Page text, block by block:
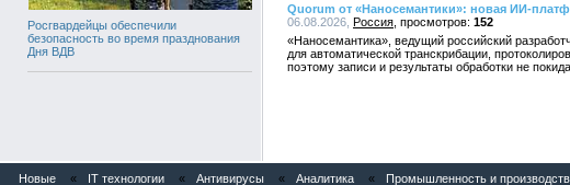
Росгвардейцы обеспечили
безопасность во время празднования
Дня ВДВ
Quorum от «Наносемантики»: новая ИИ-
06.08.2026, Россия
152
«Наносемантика», ведущий российский
для автоматической транскрибации,
поэтому записи и результаты обработки не
Новые « IT технологии « Антивирусы « Аналитика « Промышленность и